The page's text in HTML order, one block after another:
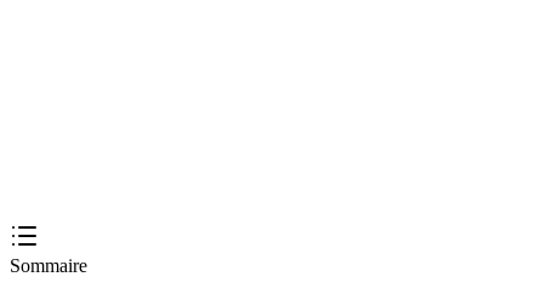
Sommaire